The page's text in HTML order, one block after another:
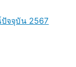
ปัจจุบัน 2567